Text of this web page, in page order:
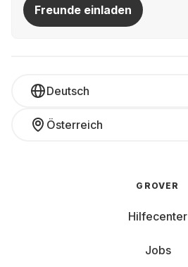
Freunde einladen
Deutsch
Österreich
GROVER
Hilfecenter
Jobs